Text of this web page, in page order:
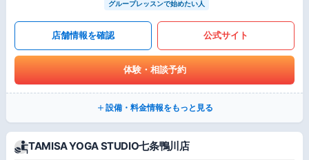
グループレッスンで始めたい人
店舗情報を確認 公式サイト
体験・相談予約
設備・料金情報をもっと見る
TAMISA YOGA STUDIO七条鴨川店